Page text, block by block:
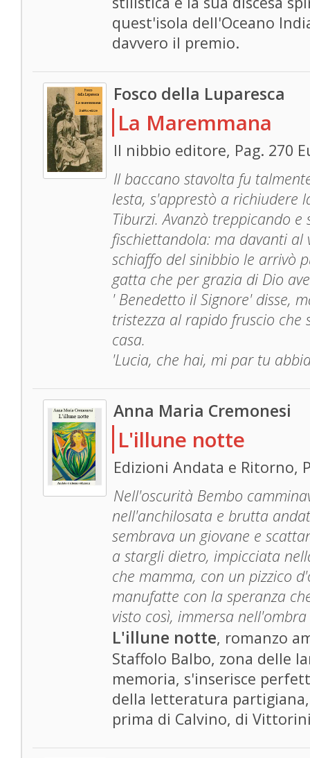
quest'isola dell'Oceano
davvero il premio.
Fosco della Luparesca
La Maremmana
Il nibbio editore, Pag. 270
Il baccano stavolta fu
lesta, s'apprestò a richiudere
Tiburzi. Avanzò treppicando
fischiettandola: ma davanti
schiaffo del sinibbio le arrivò
gatta che per grazia di Dio
' Benedetto il Signore' disse,
tristezza al rapido fruscio
casa.
'Lucia, che hai, mi par tu
Anna Maria Cremonesi
L'illune notte
Edizioni Andata e Ritorno,
Nell'oscurità Bembo
nell'anchilosata e brutta
sembrava un giovane e
a stargli dietro, impicciata
che mamma, con un pizzico
manufatte con la speranza
visto così, immersa
L'illune notte, romanzo
Staffolo Balbo, zona delle
memoria, s'inserisce
della letteratura
prima di Calvino, di